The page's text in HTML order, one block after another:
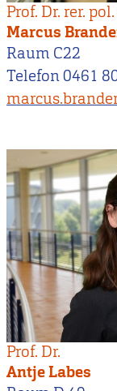
Prof. Dr. rer.
Marcus
Raum C22
Telefon 0461
Prof. Dr.
Antje Labes